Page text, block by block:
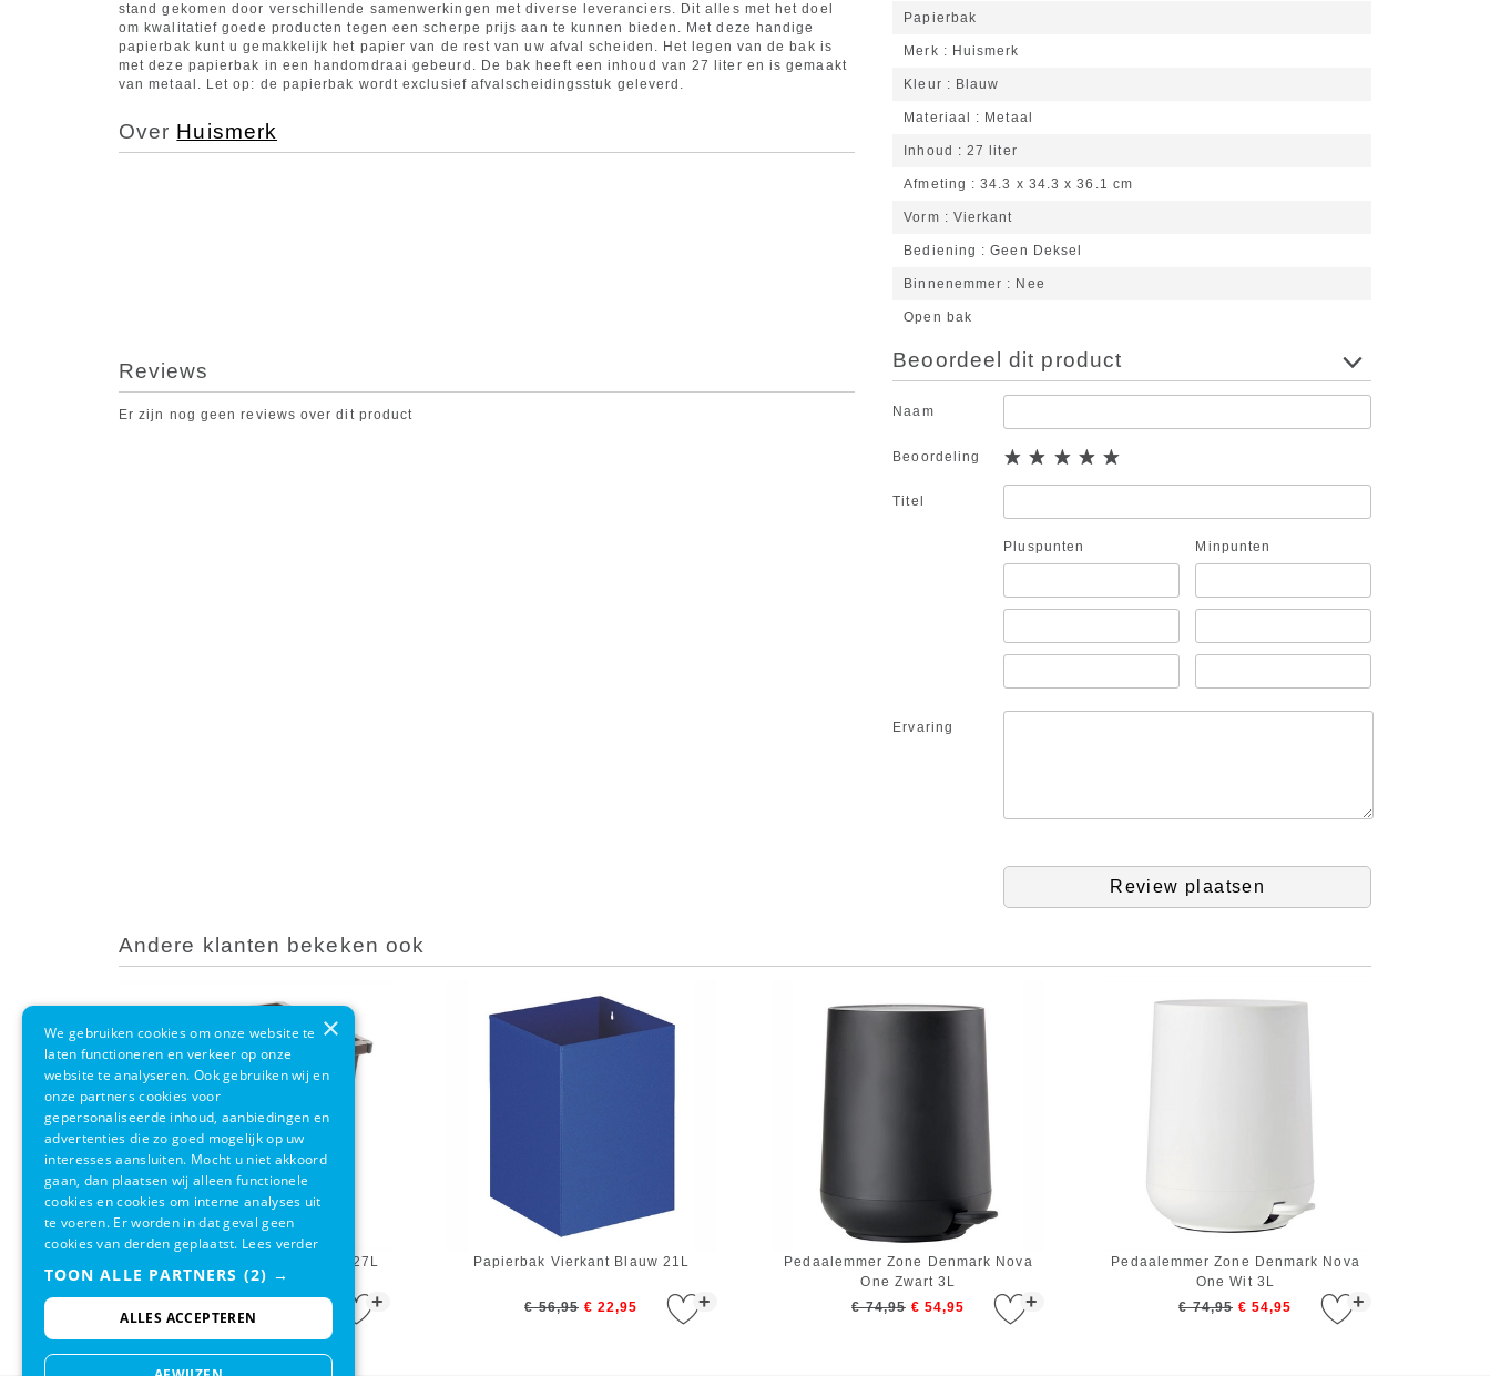
stand gekomen door verschillende samenwerkingen met diverse leveranciers. Dit alles met het doel
om kwalitatief goede producten tegen een scherpe prijs aan te kunnen bieden. Met deze handige
papierbak kunt u gemakkelijk het papier van de rest van uw afval scheiden. Het legen van de bak is
met deze papierbak in een handomdraai gebeurd. De bak heeft een inhoud van 27 liter en is gemaakt
van metaal. Let op: de papierbak wordt exclusief afvalscheidingsstuk geleverd.
Over Huismerk
Papierbak
Merk Huismerk
Kleur Blauw
Materiaal Metaal
Inhoud 27 liter
Afmeting 34.3 x 34.3 x 36.1 cm
Vorm Vierkant
Bediening Geen Deksel
Binnenemmer Nee
Open bak
Reviews
Er zijn nog geen reviews over dit product
Beoordeel dit product
Naam
Beoordeling
Titel
Pluspunten Minpunten
Ervaring
Review plaatsen
Andere klanten bekeken ook
+
Papierbak Vierkant Taps Bruin 27L
+
Papierbak Vierkant Blauw 21L
€ 56,95 € 22,95 +
Pedaalemmer Zone Denmark Nova
One Zwart 3L
€ 74,95 € 54,95 +
Pedaalemmer Zone Denmark Nova
One Wit 3L
€ 74,95 € 54,95
×
We gebruiken cookies om onze website te
laten functioneren en verkeer op onze
website te analyseren. Ook gebruiken wij en
onze partners cookies voor
gepersonaliseerde inhoud, aanbiedingen en
advertenties die zo goed mogelijk op uw
interesses aansluiten. Mocht u niet akkoord
gaan, dan plaatsen wij alleen functionele
cookies en cookies om interne analyses uit
te voeren. Er worden in dat geval geen
cookies van derden geplaatst. Lees verder
TOON ALLE PARTNERS (2) →
ALLES ACCEPTEREN